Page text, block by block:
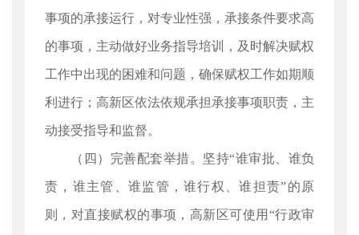
事项的承接运行，对专业性强，承接条件要求高
的事项，主动做好业务指导培训，及时解决赋权
工作中出现的困难和问题，确保赋权工作如期顺
利进行；高新区依法依规承担承接事项职责，主
动接受指导和监督。
（四）完善配套举措。坚持“谁审批、谁负
责，谁主管、谁监管，谁行权、谁担责”的原
则，对直接赋权的事项，高新区可使用“行政审